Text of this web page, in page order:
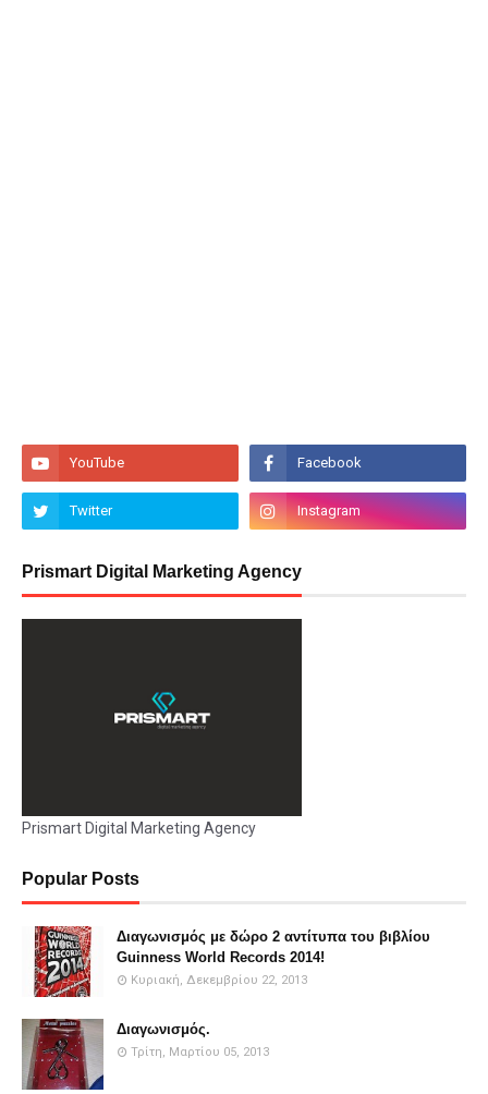
Prismart Digital Marketing Agency
Prismart Digital Marketing Agency
Popular Posts
Διαγωνισμός με δώρο 2 αντίτυπα του βιβλίου
Guinness World Records 2014!
Κυριακή, Δεκεμβρίου 22, 2013
Διαγωνισμός.
Τρίτη, Μαρτίου 05, 2013